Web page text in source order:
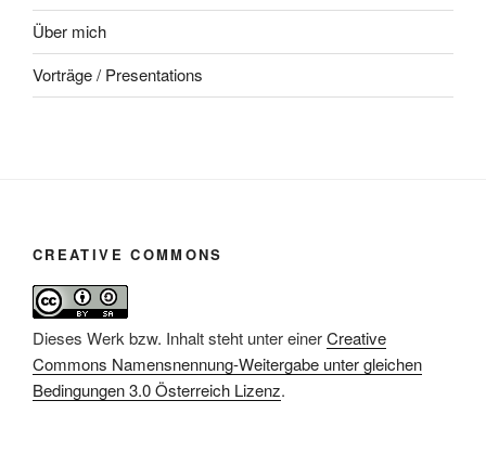
Über mich
Vorträge / Presentations
CREATIVE COMMONS
Dieses Werk bzw. Inhalt steht unter einerCreative
Commons Namensnennung-Weitergabe unter gleichen
Bedingungen 3.0 Österreich Lizenz.